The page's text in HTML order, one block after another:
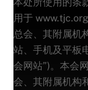
用于
总会、其附属机
站、手机及平板
会网站”)。本会
会、其附属机构